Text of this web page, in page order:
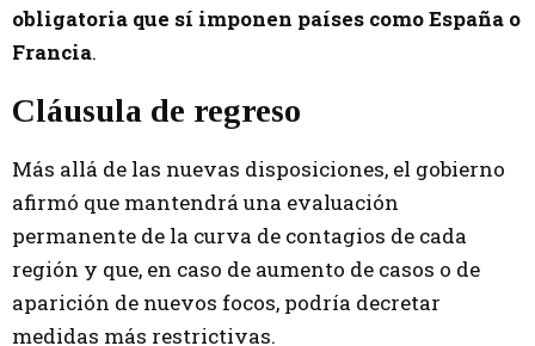
obligatoria que sí imponen países como España o
Francia.
Cláusula de regreso
Más allá de las nuevas disposiciones, el gobierno
afirmó que mantendrá una evaluación
permanente de la curva de contagios de cada
región y que, en caso de aumento de casos o de
aparición de nuevos focos, podría decretar
medidas más restrictivas.